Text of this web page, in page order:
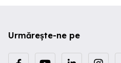
Urmărește-ne pe